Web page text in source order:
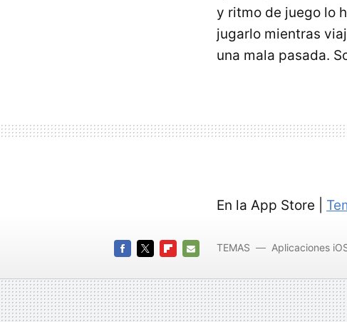
y ritmo de juego lo
jugarlo mientras
una mala pasada.
En la App Store |
MAIL
TEMAS Aplicaciones